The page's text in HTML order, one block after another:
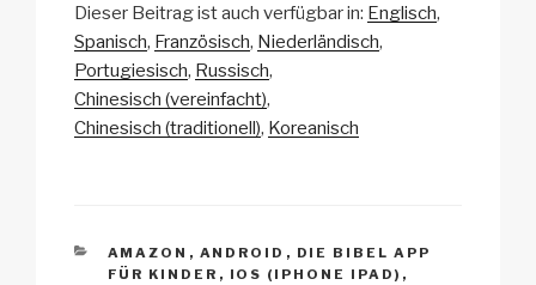
p
y
Li
n
ail c
e
b
o
at
s
A
p
a
h
e
Dieser Beitrag ist auch verfügbar in: Englisch
Spanisch Französisch Niederländisch
Portugiesisch Russisch
Chinesisch (vereinfacht)
Chinesisch (traditionell) Koreanisch
KATEGORIEN
AMAZON , ANDROID , DIE BIBEL APP
FÜR KINDER , IOS (IPHONE IPAD) ,